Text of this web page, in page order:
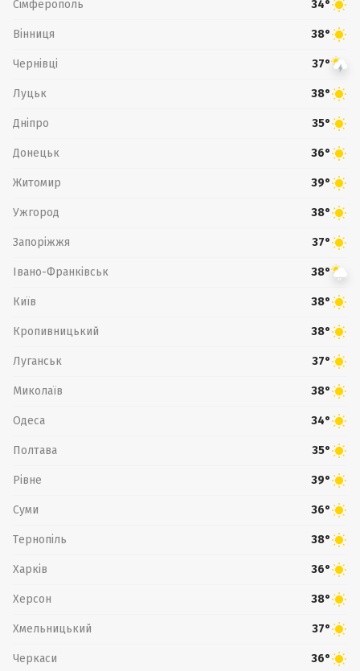
Сімферополь 34°
Вінниця 38°
Чернівці 37°
Луцьк 38°
Дніпро 35°
Донецьк 36°
Житомир 39°
Ужгород 38°
Запоріжжя 37°
Івано-Франківськ 38°
Київ 38°
Кропивницький 38°
Луганськ 37°
Миколаїв 38°
Одеса 34°
Полтава 35°
Рівне 39°
Суми 36°
Тернопіль 38°
Харків 36°
Херсон 38°
Хмельницький 37°
Черкаси 36°